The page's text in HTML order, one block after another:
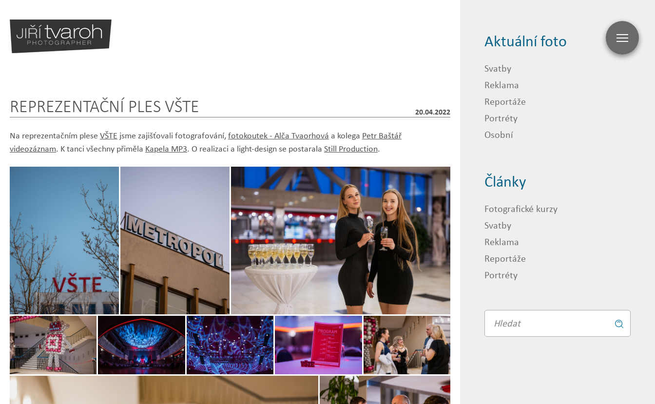
REPREZENTAČNÍ PLES VŠTE 20.04.2022
Na reprezentačním plese VŠTE jsme zajišťovali fotografování,fotokoutek - Alča Tvaorhová a kolega Petr Baštář
videozáznam. K tanci všechny přiměla Kapela MP3. O realizaci a light-design se postarala Still Production.
Zobrazit
fotografii
Zobrazit
Zobrazit
fotografii
Zobrazit
fotografii
Zobrazit
Zobrazit
fotografii
Aktuální foto
Svatby
Reklama
Reportáže
Portréty
Osobní
Články
Fotografické kurzy
Svatby
Reklama
Reportáže
Portréty
Vyhledávání